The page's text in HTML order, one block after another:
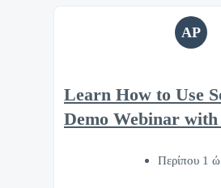
AP
Learn How to Use
Demo Webinar
Περίπου 1